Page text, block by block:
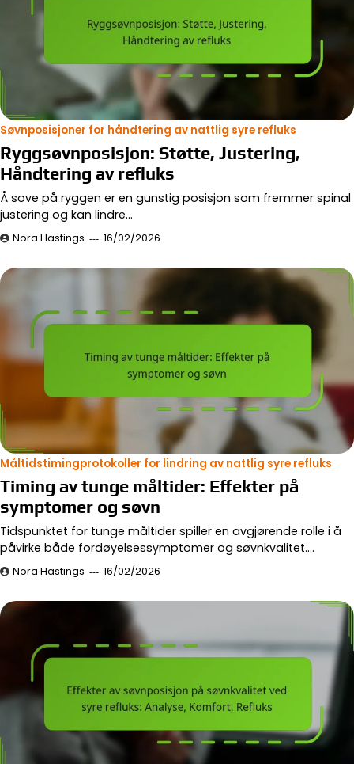
Søvnposisjoner for håndtering av nattlig syre refluks
Ryggsøvnposisjon: Støtte, Justering,
Håndtering av refluks
Å sove på ryggen er en gunstig posisjon som fremmer spinal
justering og kan lindre…
Nora Hastings 16/02/2026
Måltidstimingprotokoller for lindring av nattlig syre refluks
Timing av tunge måltider: Effekter på
symptomer og søvn
Tidspunktet for tunge måltider spiller en avgjørende rolle i å
påvirke både fordøyelsessymptomer og søvnkvalitet.…
Nora Hastings 16/02/2026